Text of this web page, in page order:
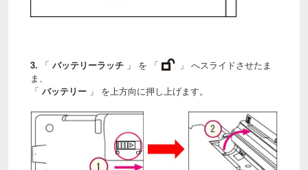
3. 「 バッテリーラッチ 」 を 「
」 へスライドさせたま
ま、
「 バッテリー 」 を上方向に押し上げます。